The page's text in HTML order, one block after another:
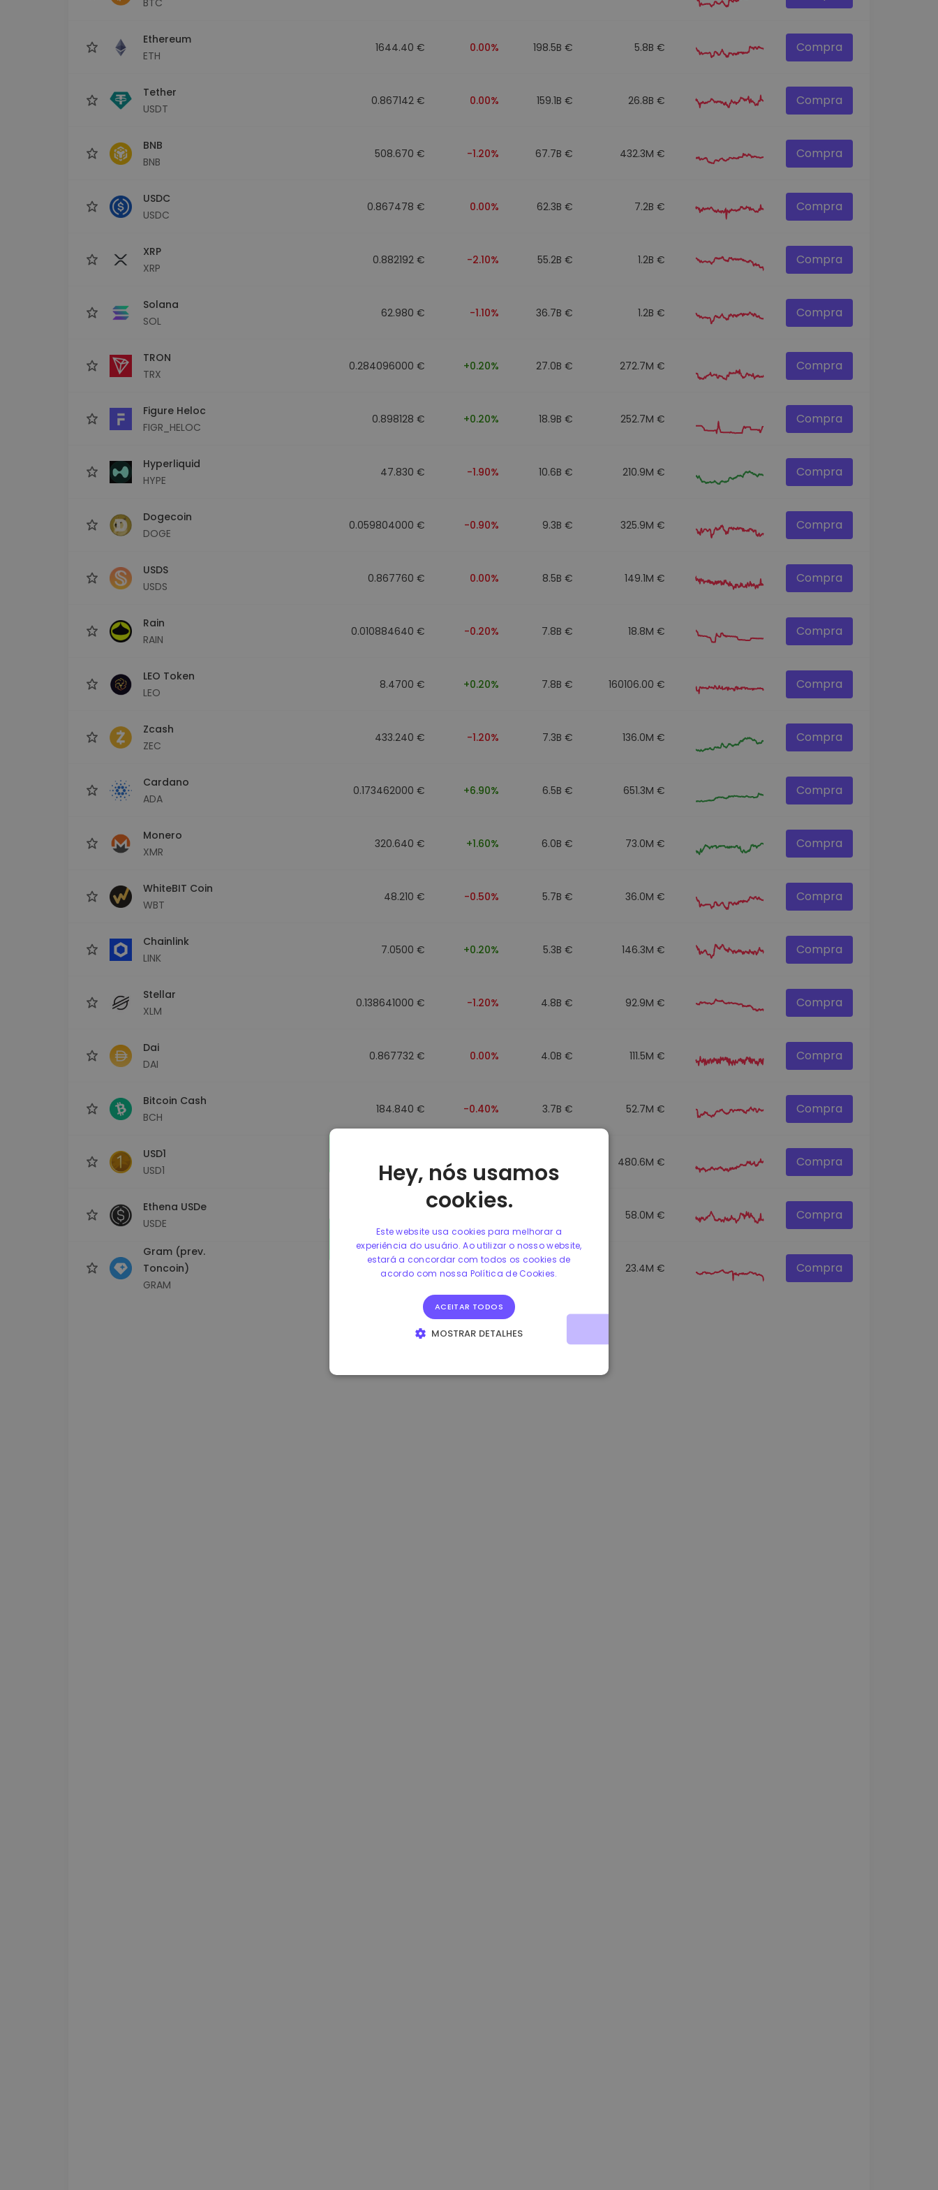
Ethereum
ETH
1644.40 € 0.00% 198.5B € 5.8B € Compra
Tether
USDT
0.867142 € 0.00% 159.1B € 26.8B € Compra
BNB
BNB
508.670 € -1.20% 67.7B € 432.3M € Compra
USDC
USDC
0.867478 € 0.00% 62.3B € 7.2B € Compra
XRP
XRP
0.882192 € -2.10% 55.2B € 1.2B € Compra
Solana
SOL
62.980 € -1.10% 36.7B € 1.2B € Compra
TRON
TRX
0.284096000 € +0.20% 27.0B € 272.7M € Compra
Figure Heloc
FIGR_HELOC
0.898128 € +0.20% 18.9B € 252.7M € Compra
Hyperliquid
HYPE
47.830 € -1.90% 10.6B € 210.9M € Compra
Dogecoin
DOGE
0.059804000 € -0.90% 9.3B € 325.9M € Compra
USDS
USDS
0.867760 € 0.00% 8.5B € 149.1M € Compra
Rain
RAIN
0.010884640 € -0.20% 7.8B € 18.8M € Compra
LEO Token
LEO
8.4700 € +0.20% 7.8B € 160106.00 € Compra
Zcash
ZEC
433.240 € -1.20% 7.3B € 136.0M € Compra
Cardano
ADA
0.173462000 € +6.90% 6.5B € 651.3M € Compra
Monero
XMR
320.640 € +1.60% 6.0B € 73.0M € Compra
WhiteBIT Coin
WBT
48.210 € -0.50% 5.7B € 36.0M € Compra
Chainlink
LINK
7.0500 € +0.20% 5.3B € 146.3M € Compra
Stellar
XLM
0.138641000 € -1.20% 4.8B € 92.9M € Compra
Dai
DAI
0.867732 € 0.00% 4.0B € 111.5M € Compra
Bitcoin Cash
BCH
184.840 € -0.40% 3.7B € 52.7M € Compra
USD1
USD1
480.6M € Compra
Ethena USDe
USDE
58.0M € Compra
Gram (prev.
Toncoin)
GRAM
1.160000 € -4.10% 3.2B € 23.4M € Compra
Hey, nós usamos
cookies.
Este website usa cookies para melhorar a
experiência do usuário. Ao utilizar o nosso website,
estará a concordar com todos os cookies de
acordo com nossa Política de Cookies.
ACEITAR TODOS
MOSTRAR DETALHES